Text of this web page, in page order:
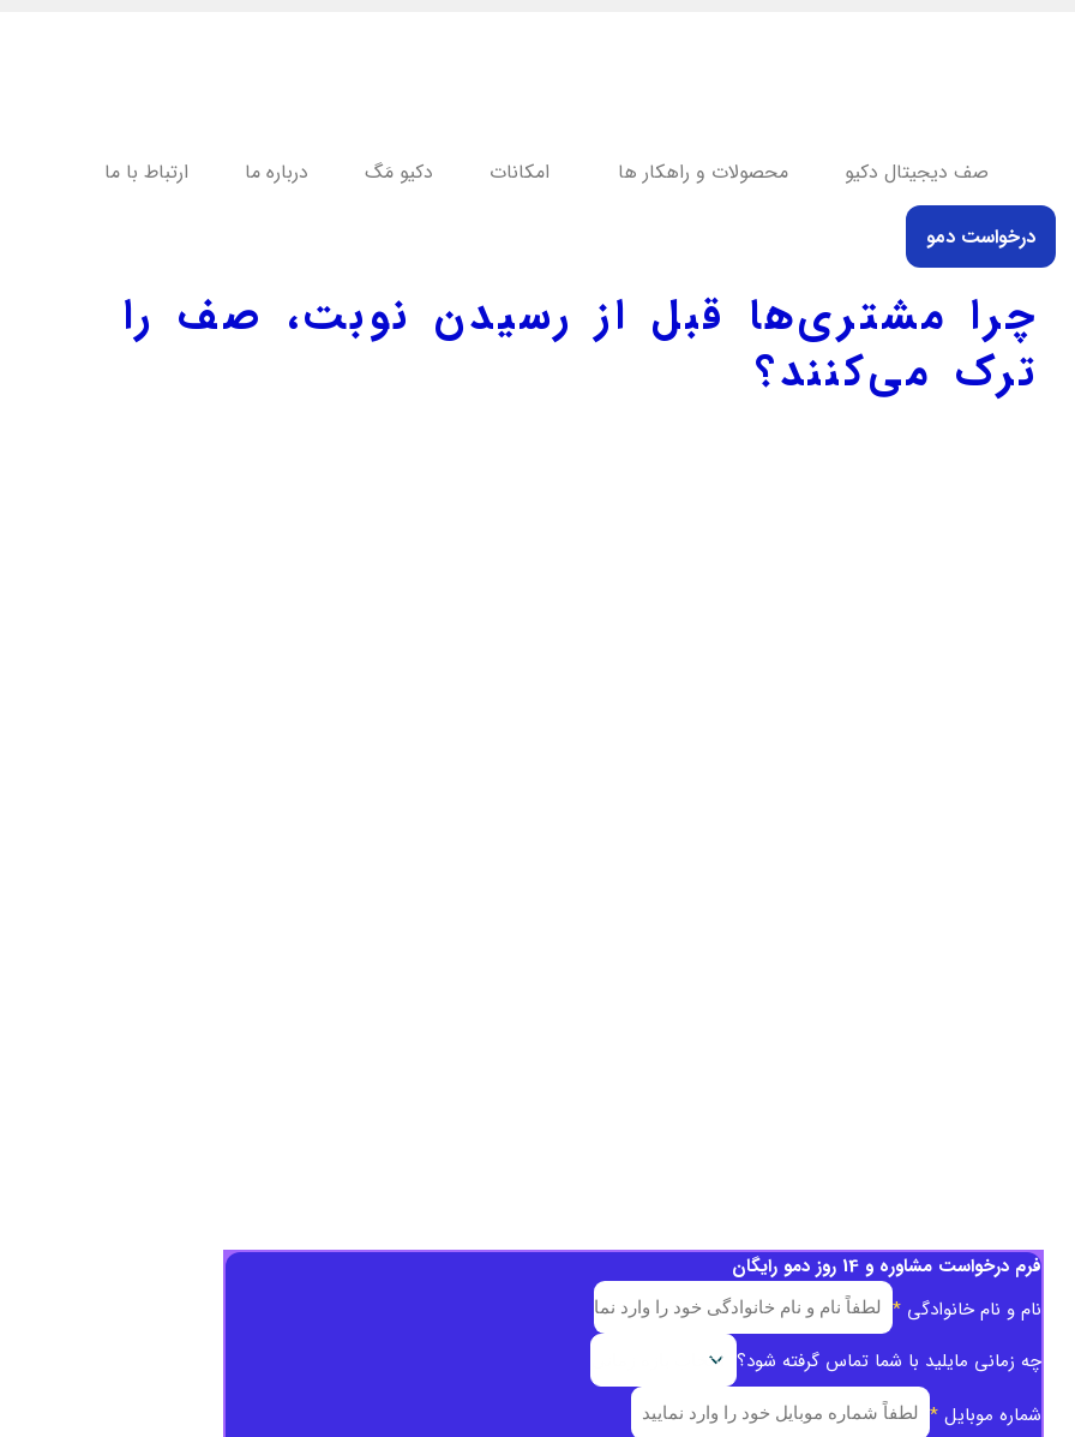
صف دیجیتال دکیو محصولات و راهکار ها امکانات دکیو مَگ درباره ما ارتباط با ما
درخواست دمو
چرا مشتری‌ها قبل از رسیدن نوبت، صف را
ترک می‌کنند؟
فرم درخواست مشاوره و 14 روز دمو رایگان
نام و نام خانوادگی *
چه زمانی مایلید با شما تماس گرفته شود؟
شماره موبایل *